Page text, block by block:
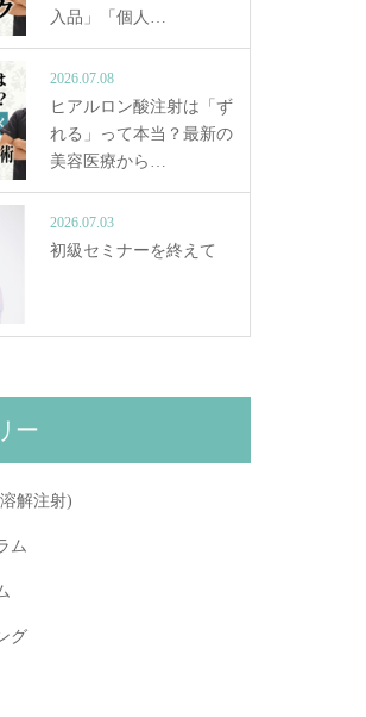
入品」「個人…
2026.07.08
ヒアルロン酸注射は「ず
れる」って本当？最新の
美容医療から…
2026.07.03
初級セミナーを終えて
ー
解注射)
ム
グ